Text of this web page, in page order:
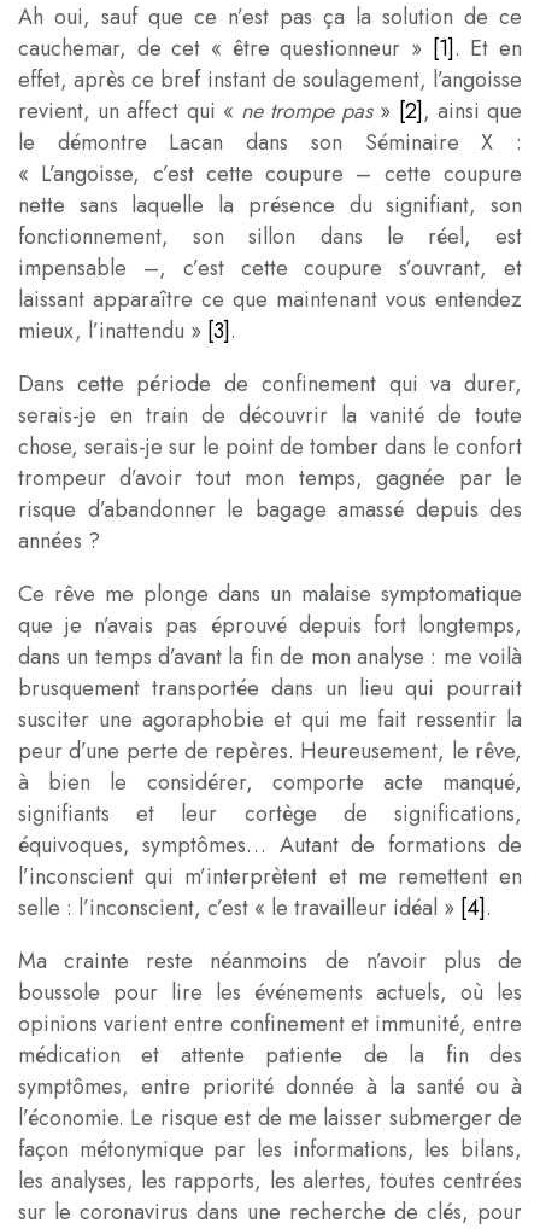
Ah oui, sauf que ce n’est pas ça la solution de ce
cauchemar, de cet « être questionneur » [1]. Et en
effet, après ce bref instant de soulagement, l’angoisse
revient, un affect qui « ne trompe pas» [2], ainsi que
le démontre Lacan dans son Séminaire X
:
« L’angoisse, c’est cette coupure – cette coupure
nette sans laquelle la présence du signifiant, son
fonctionnement, son sillon dans le réel, est
impensable –, c’est cette coupure s’ouvrant, et
laissant apparaître ce que maintenant vous entendez
mieux, l’inattendu » [3].
Dans cette période de confinement qui va durer,
serais-je en train de découvrir la vanité de toute
chose, serais-je sur le point de tomber dans le confort
trompeur d’avoir tout mon temps, gagnée par le
risque d’abandonner le bagage amassé depuis des
années ?
Ce rêve me plonge dans un malaise symptomatique
que je n’avais pas éprouvé depuis fort longtemps,
dans un temps d’avant la fin de mon analyse : me voilà
brusquement transportée dans un lieu qui pourrait
susciter une agoraphobie et qui me fait ressentir la
peur d’une perte de repères. Heureusement, le rêve,
à bien le considérer, comporte acte manqué,
signifiants et leur cortège de significations,
équivoques, symptômes… Autant de formations de
l’inconscient qui m’interprètent et me remettent en
selle : l’inconscient, c’est « le travailleur idéal » [4].
Ma crainte reste néanmoins de n’avoir plus de
boussole pour lire les événements actuels, où les
opinions varient entre confinement et immunité, entre
médication et attente patiente de la fin des
symptômes, entre priorité donnée à la santé ou à
l’économie. Le risque est de me laisser submerger de
façon métonymique par les informations, les bilans,
les analyses, les rapports, les alertes, toutes centrées
sur le coronavirus dans une recherche de clés, pour